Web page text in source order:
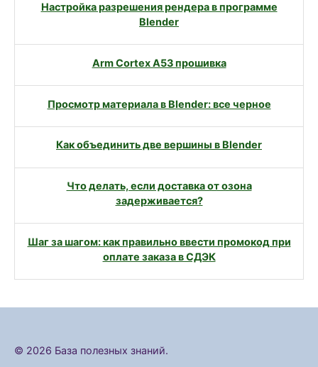
Настройка разрешения рендера в программе
Blender
Arm Cortex A53 прошивка
Просмотр материала в Blender: все черное
Как объединить две вершины в Blender
Что делать, если доставка от озона
задерживается?
Шаг за шагом: как правильно ввести промокод при
оплате заказа в СДЭК
© 2026 База полезных знаний.